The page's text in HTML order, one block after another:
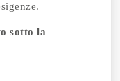
sotto la